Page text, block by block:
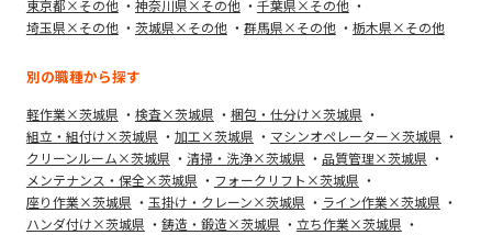
東京都×その他 神奈川県×その他
千葉県×その他
埼玉県×その他
茨城県×その他 群馬県×その他 栃木県×その他
別の職種から探す
軽作業×茨城県 検査×茨城県
梱包・仕分け×茨城県
組立・組付け×茨城県
加工×茨城県
マシンオペレーター×茨城県
クリーンルーム×茨城県
清掃・洗浄×茨城県
品質管理×茨城県
メンテナンス・保全×茨城県
フォークリフト×茨城県
座り作業×茨城県
玉掛け・クレーン×茨城県
ライン作業×茨城県
ハンダ付け×茨城県
鋳造・鍛造×茨城県
立ち作業×茨城県